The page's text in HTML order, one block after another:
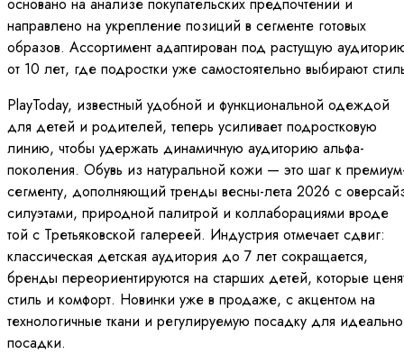
направлено на укрепление позиций в сегменте готовых
образов. Ассортимент адаптирован под растущую
от 10 лет, где подростки уже самостоятельно выбирают
PlayToday, известный удобной и функциональной одеждой
для детей и родителей, теперь усиливает подростковую
линию, чтобы удержать динамичную аудиторию альфа-
поколения. Обувь из натуральной кожи — это шаг к
сегменту, дополняющий тренды весны-лета 2026 с
силуэтами, природной палитрой и коллаборациями вроде
той с Третьяковской галереей. Индустрия отмечает сдвиг:
классическая детская аудитория до 7 лет сокращается,
бренды переориентируются на старших детей, которые
стиль и комфорт. Новинки уже в продаже, с акцентом на
технологичные ткани и регулируемую посадку для
посадки.